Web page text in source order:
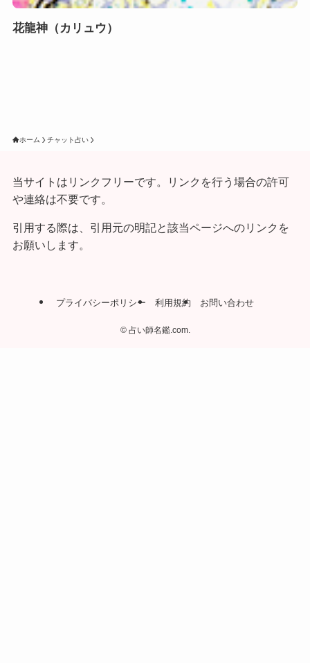
花龍神（カリュウ）
ホーム チャット占い
当サイトはリンクフリーです。リンクを行う場合の許可
や連絡は不要です。
引用する際は、引用元の明記と該当ページへのリンクを
お願いします。
プライバシーポリシー 利用規約 お問い合わせ
©占い師名鑑.com.